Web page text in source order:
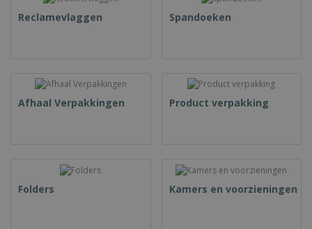
Reclamevlaggen Spandoeken
Afhaal Verpakkingen Product verpakking
Folders Kamers en voorzieningen